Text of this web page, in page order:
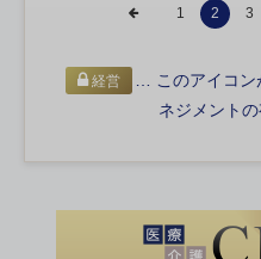
1 2 3
経営
… このアイコ
ネジメントの